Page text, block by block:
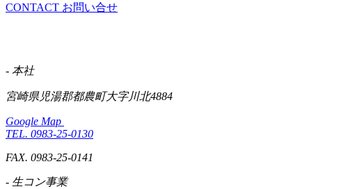
CONTACT お問い合せ
- 本社
宮崎県児湯郡都農町大字川北4884
Google Map
TEL. 0983-25-0130
FAX. 0983-25-0141
- 生コン事業